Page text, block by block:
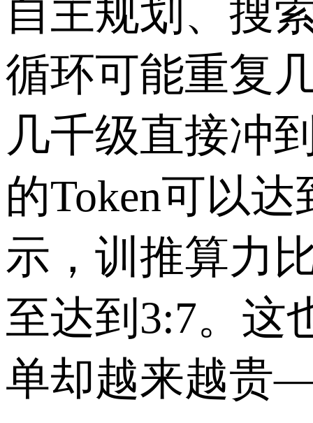
自主规划、搜
循环可能重复
几千级直接冲
的Token可以达
示，训推算力
至达到3:7。这
单却越来越贵